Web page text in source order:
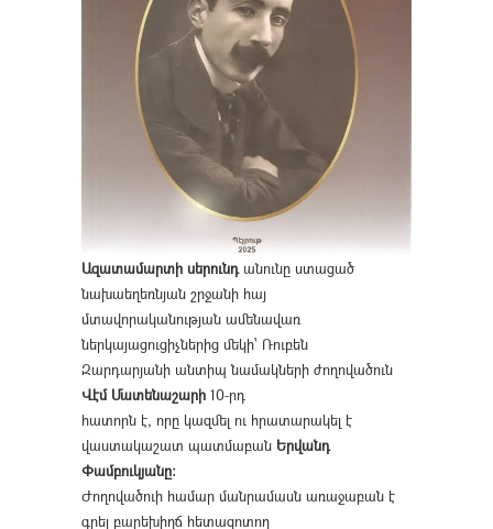
Ազատամարտի սերունդանունը ստացած
նախաեղեռնյան շրջանի հայ
մտավորականության ամենավառ
ներկայացուցիչներից մեկի՝ Ռուբեն
Զարդարյանի անտիպ նամակների ժողովածուն
Վէմ Մատենաշարի 10-րդ
հատորն է, որը կազմել ու հրատարակել է
վաստակաշատ պատմաբան Երվանդ
Փամբուկյանը։
Ժողովածուի համար մանրամասն առաջաբան է
գրել բարեխիղճ հետազոտող